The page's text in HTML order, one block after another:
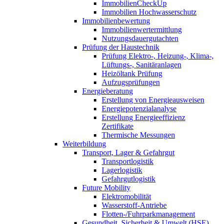
ImmobilienCheckUp
Immobilien Hochwasserschutz
Immobilienbewertung
Immobilienwertermittlung
Nutzungsdauergutachten
Prüfung der Haustechnik
Prüfung Elektro-, Heizung-, Klima-,
Lüftungs-, Sanitäranlagen
Heizöltank Prüfung
Aufzugsprüfungen
Energieberatung
Erstellung von Energieausweisen
Energiepotenzialanalyse
Erstellung Energieeffizienz
Zertifikate
Thermische Messungen
Weiterbildung
Transport, Lager & Gefahrgut
Transportlogistik
Lagerlogistik
Gefahrgutlogistik
Future Mobility
Elektromobilität
Wasserstoff-Antriebe
Flotten-/Fuhrparkmanagement